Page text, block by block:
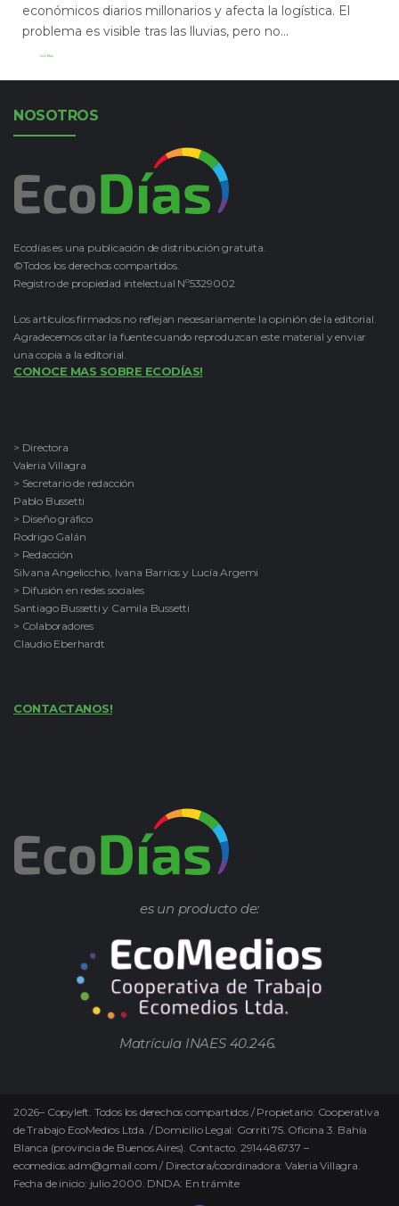
económicos diarios millonarios y afecta la logística. El
problema es visible tras las lluvias, pero no...
Leer Más
NOSOTROS
Ecodías es una publicación de distribución gratuita.
©Todos los derechos compartidos.
Registro de propiedad intelectual Nº5329002
Los artículos firmados no reflejan necesariamente la opinión de la editorial.
Agradecemos citar la fuente cuando reproduzcan este material y enviar
una copia a la editorial.
CONOCE MAS SOBRE ECODÍAS!
> Directora
Valeria Villagra
> Secretario de redacción
Pablo Bussetti
> Diseño gráfico
Rodrigo Galán
> Redacción
Silvana Angelicchio, Ivana Barrios y Lucía Argemi
> Difusión en redes sociales
Santiago Bussetti y Camila Bussetti
> Colaboradores
Claudio Eberhardt
CONTACTANOS!
es un producto de:
Matrícula INAES 40.246.
2026– Copyleft. Todos los derechos compartidos / Propietario: Cooperativa
de Trabajo EcoMedios Ltda. / Domicilio Legal: Gorriti 75. Oficina 3. Bahía
Blanca (provincia de Buenos Aires). Contacto. 2914486737 –
ecomedios.adm@gmail.com / Directora/coordinadora: Valeria Villagra.
Fecha de inicio: julio 2000. DNDA: En trámite